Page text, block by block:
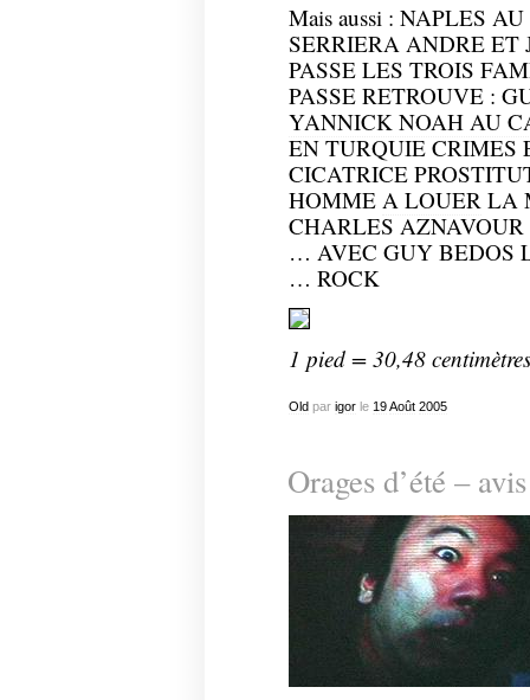
Mais aussi : NAPLES
SERRIERA ANDRE ET
PASSE LES TROIS
PASSE RETROUVE :
YANNICK NOAH AU
EN TURQUIE CRIMES
CICATRICE
HOMME A LOUER LA
CHARLES
… AVEC GUY BEDOS
… ROCK
1 pied = 30,48 centimètres
Oldpar igorle 19 Août 2005
Orages d’été –